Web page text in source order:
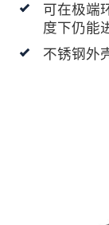
可在极端
度下仍能
不锈钢外